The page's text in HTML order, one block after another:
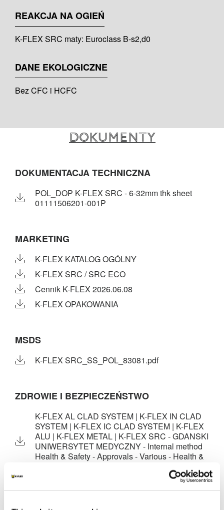
REAKCJA NA OGIEŃ
K-FLEX SRC maty: Euroclass B-s2,d0
DANE EKOLOGICZNE
Bez CFC i HCFC
Dokumenty
DOKUMENTACJA TECHNICZNA
POL_DOP K-FLEX SRC - 6-32mm thk sheet
01111506201-001P
MARKETING
K-FLEX KATALOG OGÓLNY
K-FLEX SRC / SRC ECO
Cennik K-FLEX 2026.06.08
K-FLEX OPAKOWANIA
MSDS
K-FLEX SRC_SS_POL_83081.pdf
ZDROWIE I BEZPIECZEŃSTWO
K-FLEX AL CLAD SYSTEM | K-FLEX IN CLAD
SYSTEM | K-FLEX IC CLAD SYSTEM | K-FLEX
ALU | K-FLEX METAL | K-FLEX SRC - GDANSKI
UNIWERSYTET MEDYCZNY - Internal method
Health & Safety - Approvals - Various - Health &
K-FLEX AL CLAD SYSTEM | K-FLEX IN CLAD
SYSTEM | K-FLEX IC CLAD SYSTEM | K-FLEX